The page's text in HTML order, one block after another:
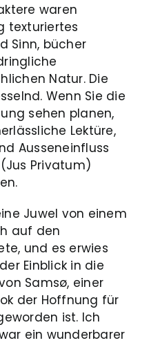
waren
texturiertes
Sinn, bücher
Natur. Die
Wenn Sie die
sehen planen,
Lektüre,
Ausseneinfluss
Privatum)
Juwel von einem
auf den
und es erwies
Einblick in die
Samsø, einer
der Hoffnung für
ist. Ich
ein wunderbarer